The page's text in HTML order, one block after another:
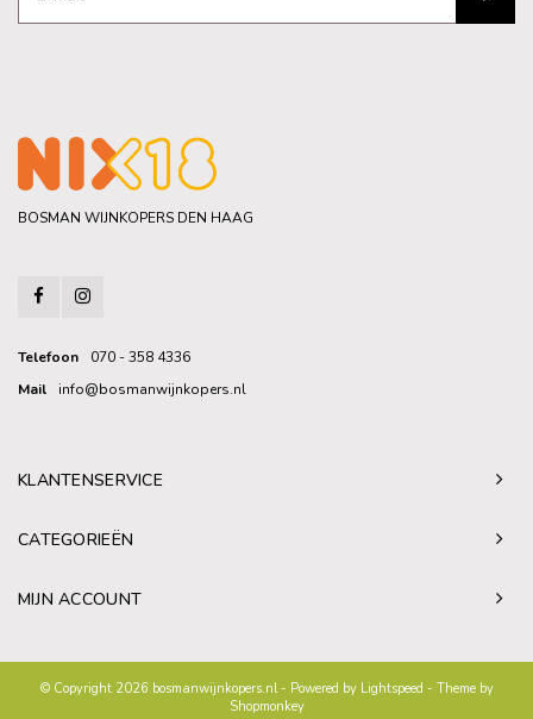
BOSMAN WIJNKOPERS DEN HAAG
Telefoon
070 - 358 4336
Mail
info@bosmanwijnkopers.nl
KLANTENSERVICE
CATEGORIEËN
MIJN ACCOUNT
© Copyright 2026 bosmanwijnkopers.nl - Powered by Lightspeed - Theme by
Shopmonkey